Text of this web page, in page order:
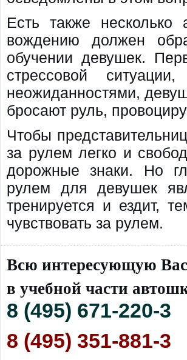
Есть также несколько
вождению должен
обучении девушек.
стрессовой
неожиданностями,
бросают руль,
Чтобы
за рулем легко и
дорожные знаки. Но
рулем для девушек
тренируется и ездит,
чувствовать за рулем.
Всю интересующую
в учебной части
8 (495) 671-220-3
8 (495) 351-881-3